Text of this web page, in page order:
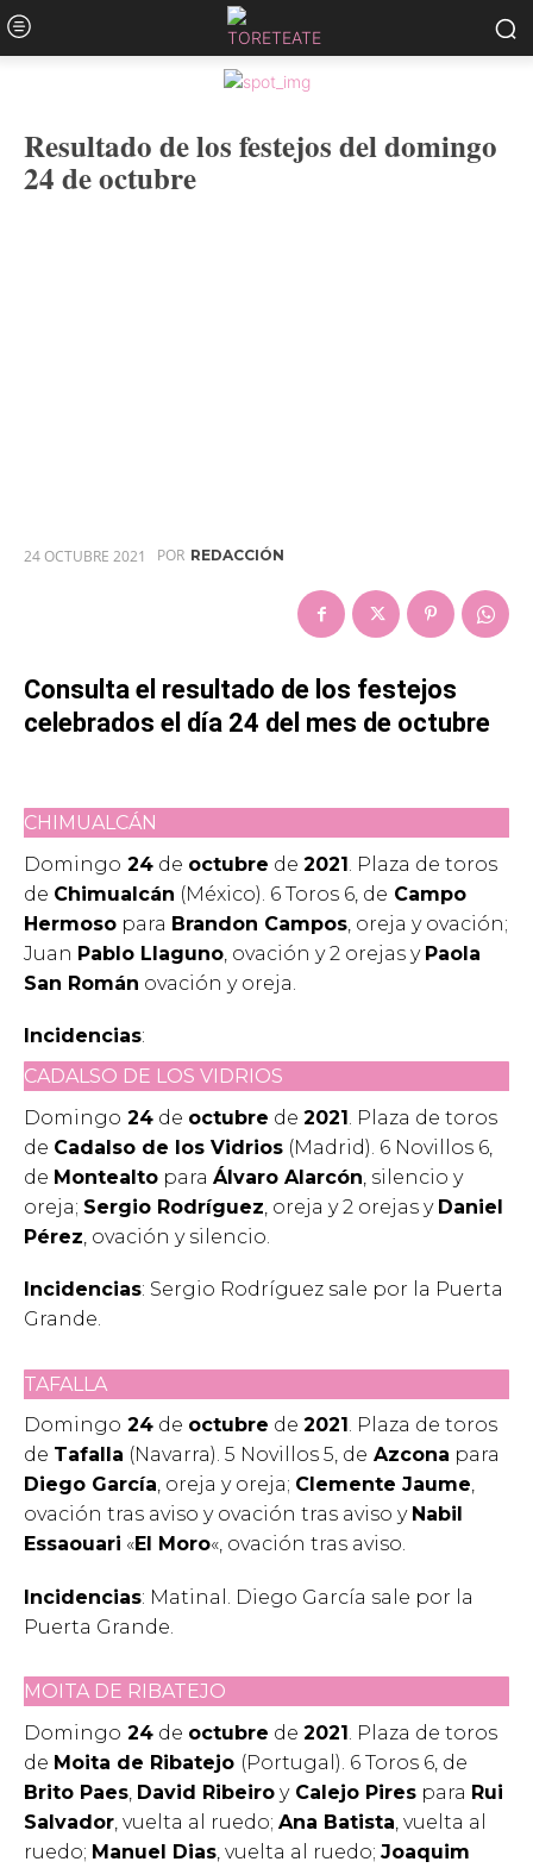
Resultado de los festejos del domingo
24 de octubre
24 OCTUBRE 2021 POR REDACCIÓN
Consulta el resultado de los festejos
celebrados el día 24 del mes de octubre
CHIMUALCÁN
Domingo 24 de octubre de 2021 . Plaza de toros
de Chimualcán (México). 6 Toros 6, de Campo
Hermoso para Brandon Campos , oreja y ovación;
Juan Pablo Llaguno , ovación y 2 orejas y Paola
San Román ovación y oreja.
Incidencias:
CADALSO DE LOS VIDRIOS
Domingo 24 de octubre de 2021. Plaza de toros
de Cadalso de los Vidrios (Madrid). 6 Novillos 6,
de Montealto para Álvaro Alarcón, silencio y
oreja; Sergio Rodríguez, oreja y 2 orejas y Daniel
Pérez, ovación y silencio.
Incidencias: Sergio Rodríguez sale por la Puerta
Grande.
TAFALLA
Domingo 24 de octubre de 2021 . Plaza de toros
de Tafalla (Navarra). 5 Novillos 5, de Azcona para
Diego García, oreja y oreja; Clemente Jaume,
ovación tras aviso y ovación tras aviso y Nabil
Essaouari «El Moro«, ovación tras aviso.
Incidencias: Matinal. Diego García sale por la
Puerta Grande.
MOITA DE RIBATEJO
Domingo 24 de octubre de 2021 . Plaza de toros
de Moita de Ribatejo (Portugal). 6 Toros 6, de
Brito Paes David Ribeiro yCalejo Pires para Rui
Salvador , vuelta al ruedo; Ana Batista , vuelta al
ruedo; Manuel Dias , vuelta al ruedo; Joaquim